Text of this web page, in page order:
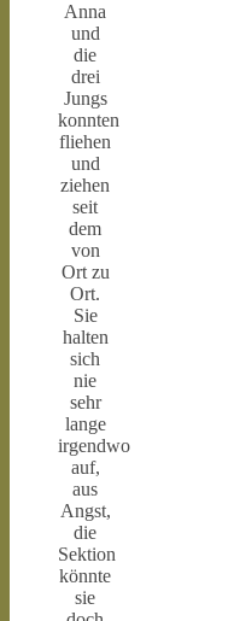
Anna
und
die
drei
Jungs
konnten
fliehen
und
ziehen
seit
dem
von
Ort zu
Ort.
Sie
halten
sich
nie
sehr
lange
irgendwo
auf,
aus
Angst,
die
Sektion
könnte
sie